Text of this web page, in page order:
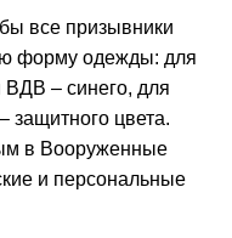
все призывники
форму одежды: для
– синего, для
защитного цвета.
в Вооруженные
и персональные